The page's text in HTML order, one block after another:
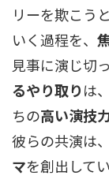
リーを欺こう
いく過程を、
見事に演じ切
るやり取りは
ちの高い演技
彼らの共演は
マを創出して